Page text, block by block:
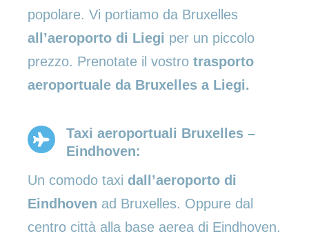
popolare. Vi portiamo da Bruxelles
all’aeroporto di Liegi per un piccolo
prezzo. Prenotate il vostro trasporto
aeroportuale da Bruxelles a Liegi.
Taxi aeroportuali Bruxelles –
Eindhoven:
Un comodo taxi dall’aeroporto di
Eindhoven ad Bruxelles. Oppure dal
centro città alla base aerea di Eindhoven.